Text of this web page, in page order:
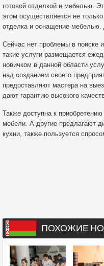
готовой отделкой и мебелью.
этом осуществляется не
отделка и оснащение мебелью.
Сейчас нет проблемы в поиске
такие услуги размещается
новичком в данной области
над созданием своего
предоставляют мастера на
дают гарантию высокого
Также доступна к
мебели. А другие предлагают
кухни, также пользуется
ПОХОЖИЕ